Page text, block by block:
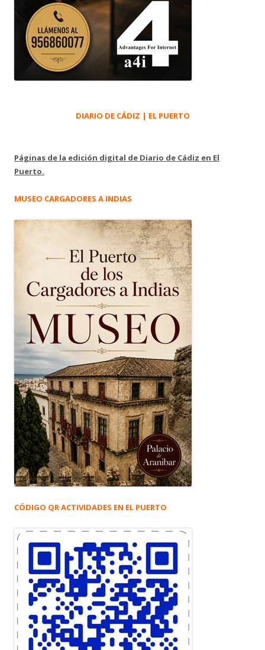
DIARIO DE CÁDIZ | EL PUERTO
Páginas de la edición digital de Diario de Cádiz en El
Puerto.
MUSEO CARGADORES A INDIAS
CÓDIGO QR ACTIVIDADES EN EL PUERTO